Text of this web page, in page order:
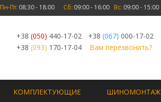
Пн-Пт: 08:30 - 18:00 Сб: 09:00 - 16:00 Вс: 09:00 - 15:00
+38 (050) 440-17-02 +38 (067) 000-17-02
+38 (093) 170-17-04 Вам перезвонить?
КОМПЛЕКТУЮЩИЕ ШИНОМОНТАЖ